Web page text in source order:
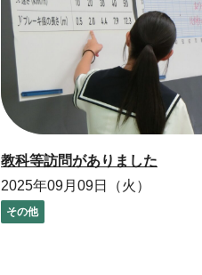
教科等訪問がありました
2025年09月09日（火）
その他